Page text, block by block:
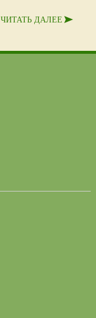
ЧИТАТЬ ДАЛЕЕ